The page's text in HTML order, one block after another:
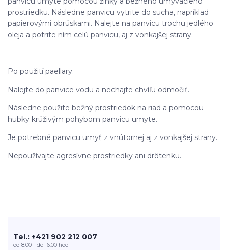
prostriedku. Následne panvicu vytrite do sucha, napríklad
papierovými obrúskami. Nalejte na panvicu trochu jedlého
oleja a potrite ním celú panvicu, aj z vonkajšej strany.
Po použití paellary.
Nalejte do panvice vodu a nechajte chvíľu odmočiť.
Následne použite bežný prostriedok na riad a pomocou
hubky krúživým pohybom panvicu umyte.
Je potrebné panvicu umyť z vnútornej aj z vonkajšej strany.
Nepoužívajte agresívne prostriedky ani drôtenku.
Tel.: +421 902 212 007
od 8:00 - do 16:00 hod